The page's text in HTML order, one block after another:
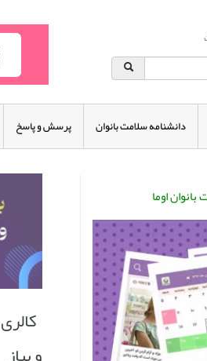
دانشنامه سلامت بانوان پرسش و پاسخ
اوما